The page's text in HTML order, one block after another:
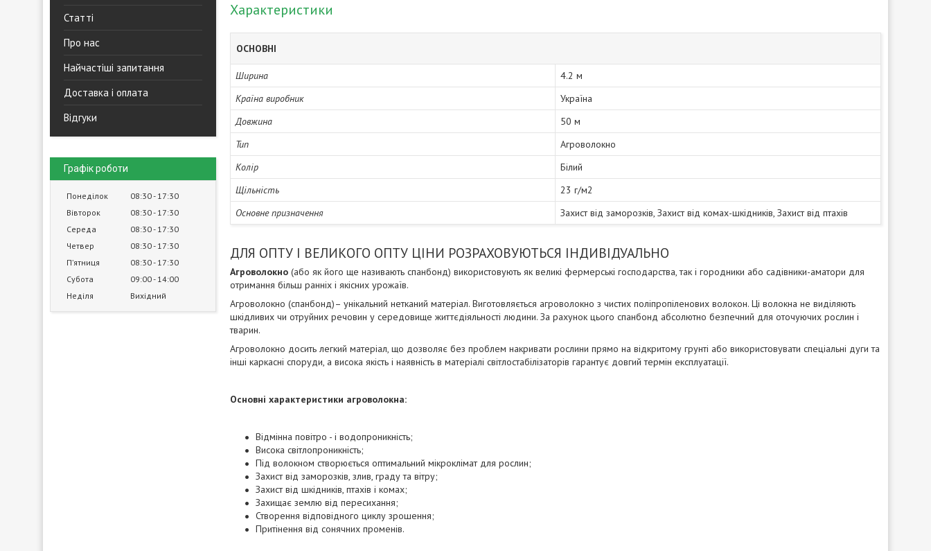
Статті
Про нас
Найчастіші запитання
Доставка і оплата
Відгуки
Графік роботи
Понеділок 08:30 17:30
Вівторок
08:30 17:30
Середа
08:30 17:30
Четвер
08:30 17:30
Пʼятниця
08:30 17:30
Субота
09:00 14:00
Неділя
Вихідний
Характеристики
ОСНОВНІ
Ширина
4.2 м
Країна виробник
Україна
Довжина
50 м
Тип
Агроволокно
Колір
Білий
Щільність
23 г/м2
Основне призначення
Захист від заморозків, Захист від комах-шкідників, Захист від птахів
ДЛЯ ОПТУ І ВЕЛИКОГО ОПТУ ЦІНИ РОЗРАХОВУЮТЬСЯ ІНДИВІДУАЛЬНО
Агроволокно (або як його ще називають спанбонд) використовують як великі фермерські господарства, так і городники або садівники-аматори для
отримання більш ранніх і якісних урожаїв.
Агроволокно (спанбонд)– унікальний нетканий матеріал. Виготовляється агроволокно з чистих поліпропіленових волокон. Ці волокна не виділяють
шкідливих чи отруйних речовин у середовище життєдіяльності людини. За рахунок цього спанбонд абсолютно безпечний для оточуючих рослин і
тварин.
Агроволокно досить легкий матеріал, що дозволяє без проблем накривати рослини прямо на відкритому грунті або використовувати спеціальні дуги та
інші каркасні споруди, а висока якість і наявність в матеріалі світлостабілізаторів гарантує довгий термін експлуатації.
Основні характеристики агроволокна:
Відмінна повітро - і водопроникність;
Висока світлопроникність;
Під волокном створюється оптимальний мікроклімат для рослин;
Захист від заморозків, злив, граду та вітру;
Захист від шкідників, птахів і комах;
Захищає землю від пересихання;
Створення відповідного циклу зрошення;
Притінення від сонячних променів.